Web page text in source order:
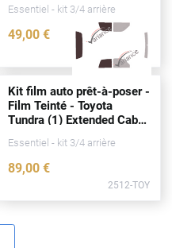
2006)
Essentiel - kit 3/4 arrière
49,00 €
2514-TOY
Kit film auto prêt-à-poser -
Film Teinté - Toyota
Tundra (1) Extended Cab
2006)
Essentiel - kit 3/4 arrière
89,00 €
2512-TOY